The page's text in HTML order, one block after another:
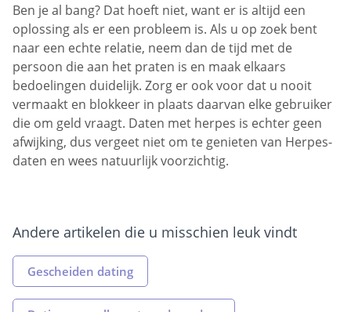
Ben je al bang? Dat hoeft niet, want er is altijd een
oplossing als er een probleem is. Als u op zoek bent
naar een echte relatie, neem dan de tijd met de
persoon die aan het praten is en maak elkaars
bedoelingen duidelijk. Zorg er ook voor dat u nooit
vermaakt en blokkeer in plaats daarvan elke gebruiker
die om geld vraagt. Daten met herpes is echter geen
afwijking, dus vergeet niet om te genieten van Herpes-
daten en wees natuurlijk voorzichtig.
Andere artikelen die u misschien leuk vindt
Gescheiden dating